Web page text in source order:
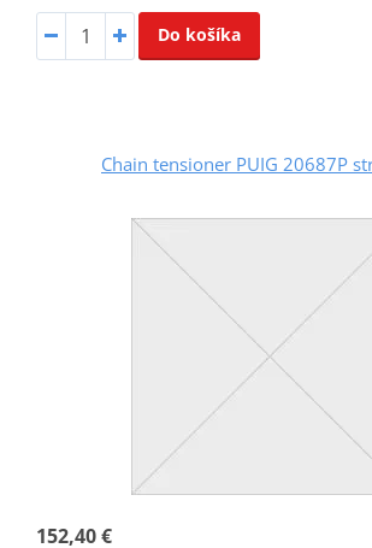
Do košíka
Chain tensioner PUIG 20687P
152,40 €